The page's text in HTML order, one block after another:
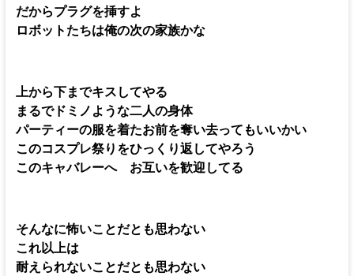
だからプラグを挿すよ
ロボットたちは俺の次の家族かな
上から下までキスしてやる
まるでドミノような二人の身体
パーティーの服を着たお前を奪い去ってもいいかい
このコスプレ祭りをひっくり返してやろう
このキャバレーへ お互いを歓迎してる
そんなに怖いことだとも思わない
これ以上は
耐えられないことだとも思わない